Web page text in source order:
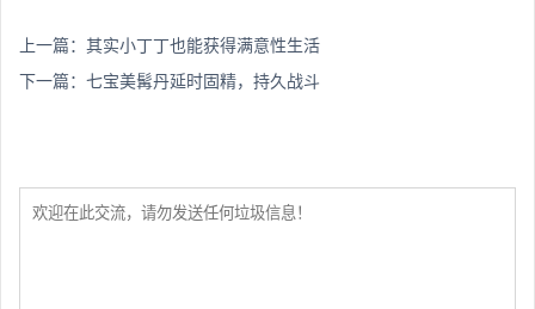
上一篇： 其实小丁丁也能获得满意性生活
下一篇： 七宝美髯丹延时固精，持久战斗